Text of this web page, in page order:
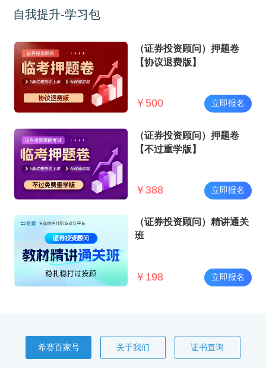
自我提升-学习包
（证券投资顾问）押题卷
【协议退费版】
￥ 500 立即报名
（证券投资顾问）押题卷
【不过重学版】
￥ 388 立即报名
（证券投资顾问）精讲通关
班
￥ 198 立即报名
希赛百家号 关于我们 证书查询